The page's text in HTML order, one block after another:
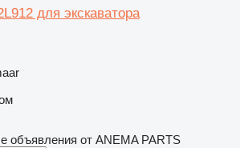
для экскаватора
объявления от ANEMA PARTS